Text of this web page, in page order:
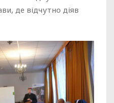
де відчутно діяв